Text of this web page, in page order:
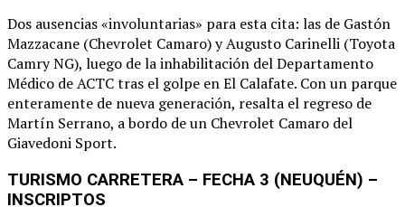
Dos ausencias «involuntarias» para esta cita: las de Gastón
Mazzacane (Chevrolet Camaro) y Augusto Carinelli (Toyota
Camry NG), luego de la inhabilitación del Departamento
Médico de ACTC tras el golpe en El Calafate. Con un parque
enteramente de nueva generación, resalta el regreso de
Martín Serrano, a bordo de un Chevrolet Camaro del
Giavedoni Sport.
TURISMO CARRETERA – FECHA 3 (NEUQUÉN) –
INSCRIPTOS